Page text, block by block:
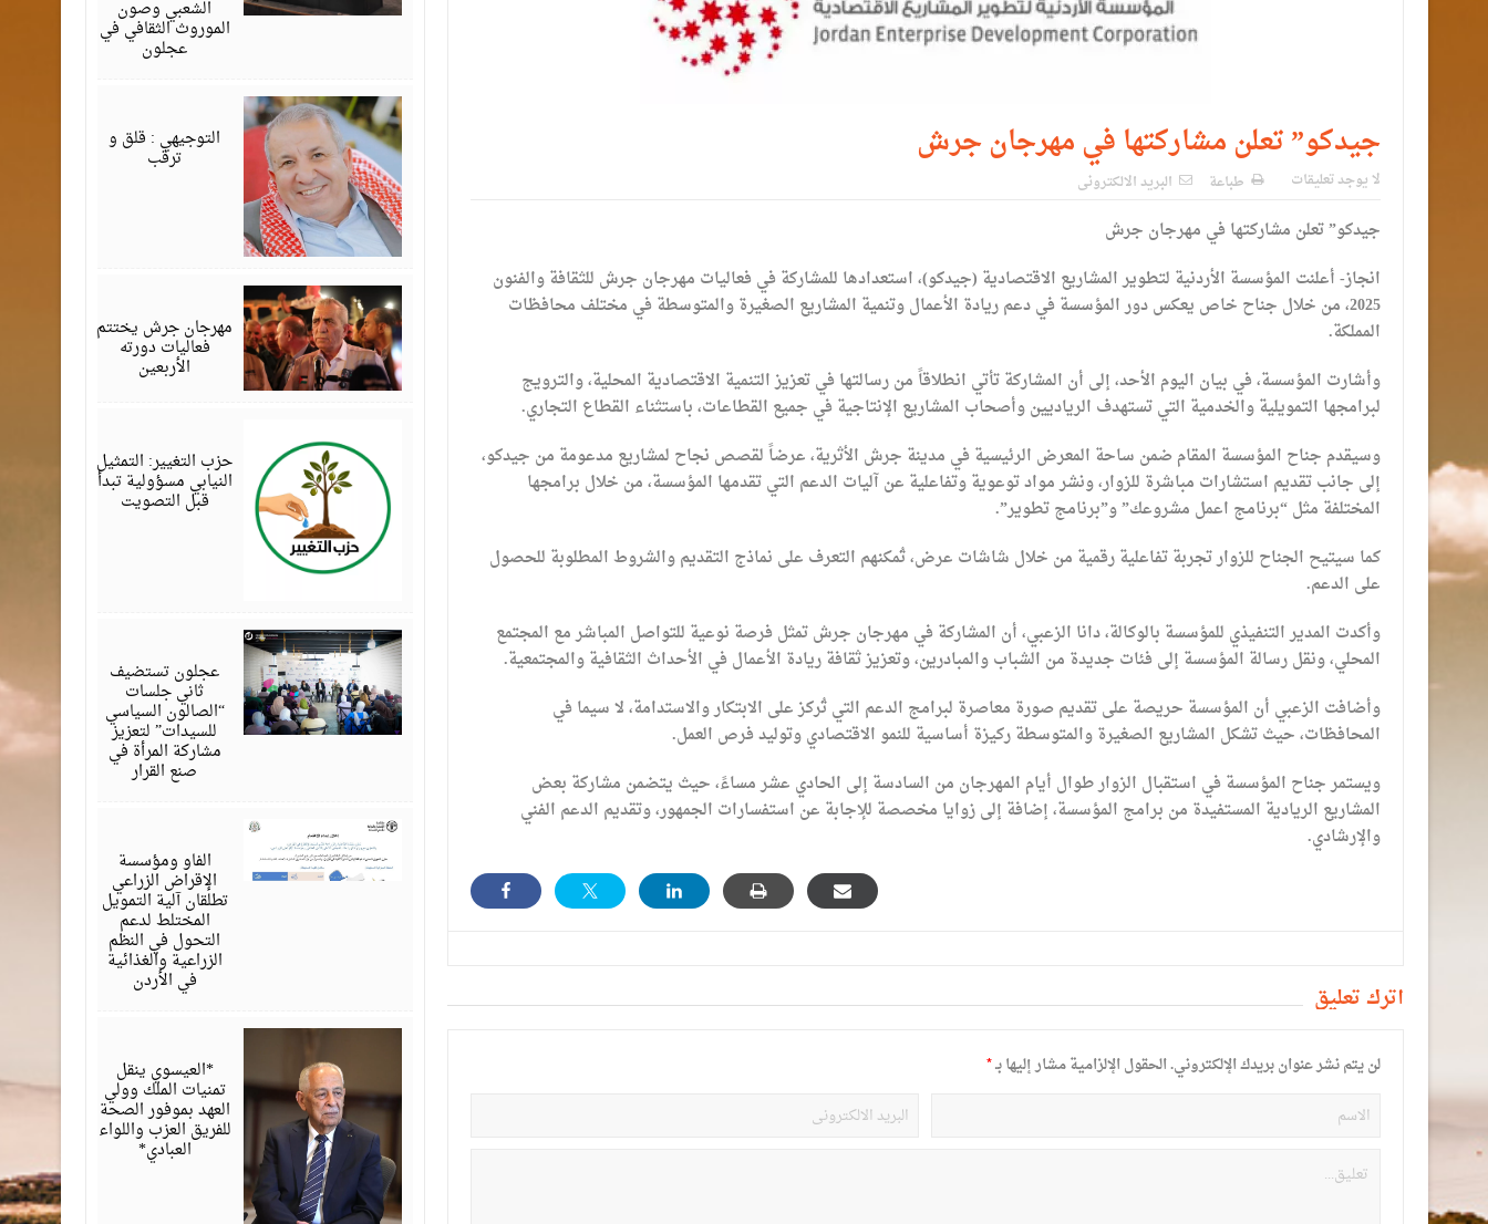
جيدكو” تعلن مشاركتها في مهرجان جرش
لا يوجد تعليقات طباعة البريد الالكترونى
جيدكو” تعلن مشاركتها في مهرجان جرش
انجاز- أعلنت المؤسسة الأردنية لتطوير المشاريع الاقتصادية (جيدكو)، استعدادها للمشاركة في فعاليات مهرجان جرش للثقافة والفنون
2025، من خلال جناح خاص يعكس دور المؤسسة في دعم ريادة الأعمال وتنمية المشاريع الصغيرة والمتوسطة في مختلف محافظات
المملكة.
وأشارت المؤسسة، في بيان اليوم الأحد، إلى أن المشاركة تأتي انطلاقاً من رسالتها في تعزيز التنمية الاقتصادية المحلية، والترويج
لبرامجها التمويلية والخدمية التي تستهدف الرياديين وأصحاب المشاريع الإنتاجية في جميع القطاعات، باستثناء القطاع التجاري.
وسيقدم جناح المؤسسة المقام ضمن ساحة المعرض الرئيسية في مدينة جرش الأثرية، عرضاً لقصص نجاح لمشاريع مدعومة من جيدكو،
إلى جانب تقديم استشارات مباشرة للزوار، ونشر مواد توعوية وتفاعلية عن آليات الدعم التي تقدمها المؤسسة، من خلال برامجها
المختلفة مثل “برنامج اعمل مشروعك” و”برنامج تطوير”.
كما سيتيح الجناح للزوار تجربة تفاعلية رقمية من خلال شاشات عرض، تُمكنهم التعرف على نماذج التقديم والشروط المطلوبة للحصول
على الدعم.
وأكدت المدير التنفيذي للمؤسسة بالوكالة، دانا الزعبي، أن المشاركة في مهرجان جرش تمثل فرصة نوعية للتواصل المباشر مع المجتمع
المحلي، ونقل رسالة المؤسسة إلى فئات جديدة من الشباب والمبادرين، وتعزيز ثقافة ريادة الأعمال في الأحداث الثقافية والمجتمعية.
وأضافت الزعبي أن المؤسسة حريصة على تقديم صورة معاصرة لبرامج الدعم التي تُركز على الابتكار والاستدامة، لا سيما في
المحافظات، حيث تشكل المشاريع الصغيرة والمتوسطة ركيزة أساسية للنمو الاقتصادي وتوليد فرص العمل.
ويستمر جناح المؤسسة في استقبال الزوار طوال أيام المهرجان من السادسة إلى الحادي عشر مساءً، حيث يتضمن مشاركة بعض
المشاريع الريادية المستفيدة من برامج المؤسسة، إضافة إلى زوايا مخصصة للإجابة عن استفسارات الجمهور، وتقديم الدعم الفني
والإرشادي.
أترك تعليق
لن يتم نشر عنوان بريدك الإلكتروني.الحقول الإلزامية مشار إليها بـ*
الشعبي وصون
الموروث الثقافي في
عجلون
التوجيهي : قلق و
ترقب
مهرجان جرش يختتم
فعاليات دورته
الأربعين
حزب التغيير: التمثيل
النيابي مسؤولية تبدأ
قبل التصويت
عجلون تستضيف
ثاني جلسات
“الصالون السياسي
للسيدات” لتعزيز
مشاركة المرأة في
صنع القرار
الفاو ومؤسسة
الإقراض الزراعي
تطلقان آلية التمويل
المختلط لدعم
التحول في النظم
الزراعية والغذائية
في الأردن
*العيسوي ينقل
تمنيات الملك وولي
العهد بموفور الصحة
للفريق العزب واللواء
العبادي*